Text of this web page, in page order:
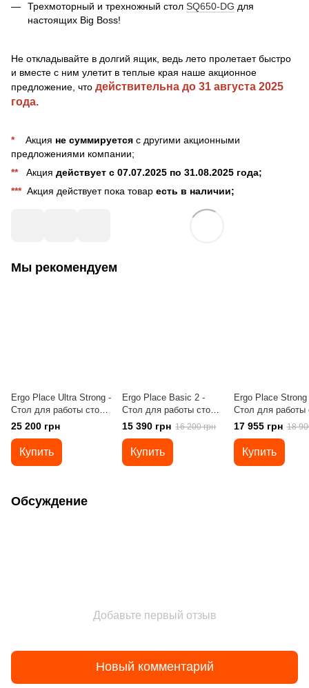
Трехмоторный и трехножный стол SQ650-DG для
настоящих Big Boss!
Не откладывайте в долгий ящик, ведь лето пролетает быстро
и вместе с ним улетит в теплые края наше акционное
предложение, что действительна до 31 августа 2025
года.
* Акция не суммируется с другими акционными
предложениями компании;
**
Акция действует с 07.07.2025 по 31.08.2025 года;
*** Акция действует пока товар есть в наличии;
Мы рекомендуем
Ergo Place Ultra Strong -
Стол для работы стоя
и сидя, регулируемый
по высоте с
электроприводом,
Черный,
Столешница ДСП Basic
18 мм, Пульт памяти на
25 200 грн
Купить
Ergo Place Basic 2 -
Стол для работы стоя
и сидя регулируемый
по высоте
электроприводом,
Белый, Компьютерний,
15 390 грн 16 200 грн
Купить
Ergo Place Strong
Стол для работы
и сидя
по высоте
Черный,
17 955 грн 18
Купить
Обсуждение
Добавьте первый отзыв
Новый комментарий